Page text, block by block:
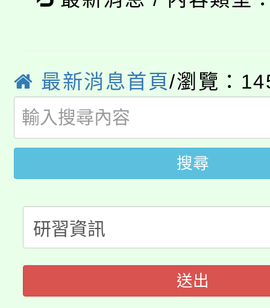
局官網。
8月14至27日，桃園電
開!
115年桃園市運動會8/
田徑場及游泳池舉行。
桃園市低收入戶享有免
視費優惠，中低收入戶
半價優惠，詳情可洽有
者。
大園自造教育及科技
份教師增能研習
大溪自造教育及科技中
份教師研習
淨零綠生活教案入校路
會
115年食農教育專業人
程
最新消息首頁/瀏覽：
搜尋
送出